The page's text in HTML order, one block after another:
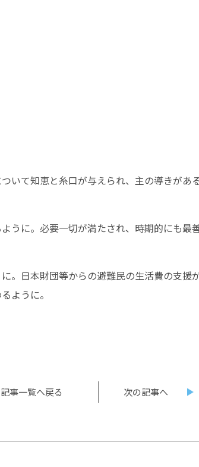
いて知恵と糸口が与えられ、主の導きがあ
うに。必要一切が満たされ、時期的にも最
。日本財団等からの避難民の生活費の支援
ように。
記事一覧へ戻る 次の記事へ